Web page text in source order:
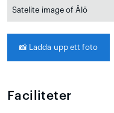
Satelite image of Ålö
📸 Ladda upp ett foto
Faciliteter